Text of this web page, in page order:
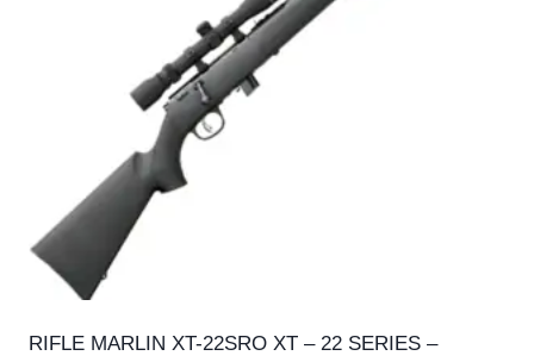
RIFLE MARLIN XT-22SRO XT – 22 SERIES –